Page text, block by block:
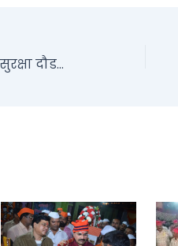
कराडमध्ये २८ फेब्रुवारीला ‘रस्ता सुरक्षा दौड २०२६’ दुचाकीस्वार व पादचाऱ्यांच्या सुरक्षेसाठी जनजागृतीचा अनोखा उपक्रम